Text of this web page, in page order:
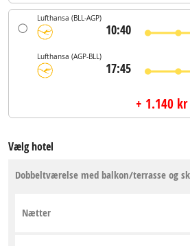
Lufthansa (BLL-AGP)
10:40
Lufthansa (AGP-BLL)
17:45
+ 1.140 kr
Vælg hotel
Dobbeltværelse med balkon/terrasse og
Nætter